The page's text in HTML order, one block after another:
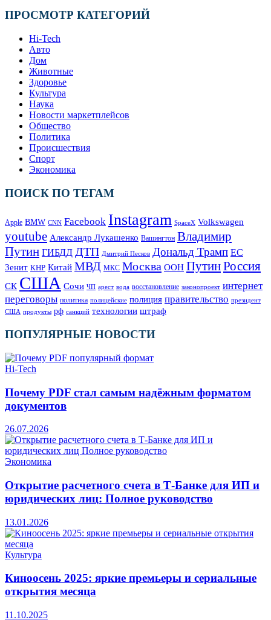
ПРОСМОТР КАТЕГОРИЙ
Hi-Tech
Авто
Дом
Животные
Здоровье
Культура
Наука
Новости маркетплейсов
Общество
Политика
Происшествия
Спорт
Экономика
ПОИСК ПО ТЕГАМ
Apple BMW CNN Facebook Instagram SpaceX Volkswagen
youtube Александр Лукашенко Вашингтон Владимир
Путин ГИБДД ДТП Дмитрий Песков Дональд Трамп ЕС
Зенит КНР Китай МВД МКС Москва ООН ПутинРоссия
СК США Сочи ЧП арест вода восстановление законопроект интернет
переговоры политика полицейские полиция правительство президент
США продукты рф санкций технологии штраф
ПОПУЛЯРНЫЕ НОВОСТИ
Hi-Tech
Почему PDF стал самым надёжным форматом
документов
26.07.2026
Экономика
Открытие расчетного счета в Т-Банке для ИП и
юридических лиц: Полное руководство
13.01.2026
Культура
Киноосень 2025: яркие премьеры и сериальные
открытия месяца
11.10.2025